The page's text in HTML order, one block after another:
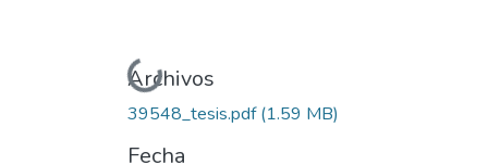
Cargando...
Archivos
39548_tesis.pdf(1.59 MB)
Fecha